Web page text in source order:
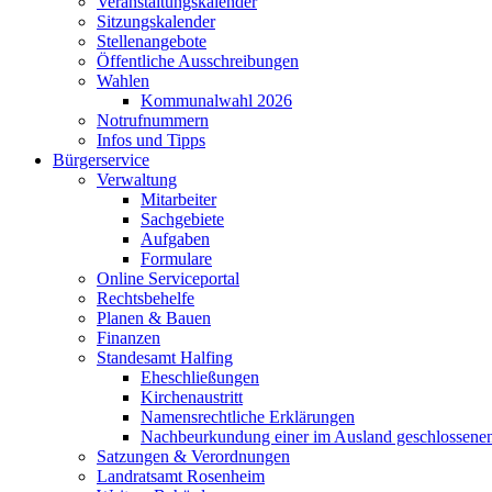
Sitzungskalender
Stellenangebote
Öffentliche Ausschreibungen
Wahlen
Kommunalwahl 2026
Notrufnummern
Infos und Tipps
Bürgerservice
Verwaltung
Mitarbeiter
Sachgebiete
Aufgaben
Formulare
Online Serviceportal
Rechtsbehelfe
Planen & Bauen
Finanzen
Standesamt Halfing
Eheschließungen
Kirchenaustritt
Namensrechtliche Erklärungen
Nachbeurkundung einer im Ausland
Satzungen & Verordnungen
Landratsamt Rosenheim